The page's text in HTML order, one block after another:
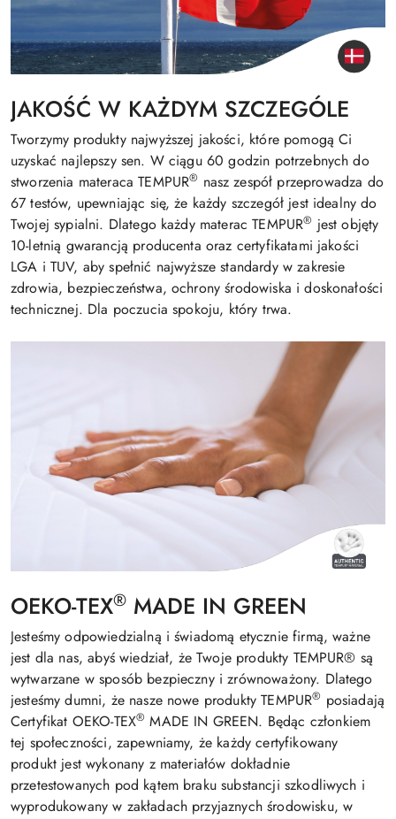
JAKOŚĆ W KAŻDYM SZCZEGÓLE
Tworzymy produkty najwyższej jakości, które pomogą Ci
uzyskać najlepszy sen. W ciągu 60 godzin potrzebnych do
stworzenia materaca TEMPUR® nasz zespół przeprowadza do
67 testów, upewniając się, że każdy szczegół jest idealny do
Twojej sypialni. Dlatego każdy materac TEMPUR® jest objęty
10-letnią gwarancją producenta oraz certyfikatami jakości
LGA i TUV, aby spełnić najwyższe standardy w zakresie
zdrowia, bezpieczeństwa, ochrony środowiska i doskonałości
technicznej. Dla poczucia spokoju, który trwa.
OEKO-TEX® MADE IN GREEN
Jesteśmy odpowiedzialną i świadomą etycznie firmą, ważne
jest dla nas, abyś wiedział, że Twoje produkty TEMPUR® są
wytwarzane w sposób bezpieczny i zrównoważony. Dlatego
jesteśmy dumni, że nasze nowe produkty TEMPUR® posiadają
Certyfikat OEKO-TEX® MADE IN GREEN. Będąc członkiem
tej społeczności, zapewniamy, że każdy certyfikowany
produkt jest wykonany z materiałów dokładnie
przetestowanych pod kątem braku substancji szkodliwych i
wyprodukowany w zakładach przyjaznych środowisku, w